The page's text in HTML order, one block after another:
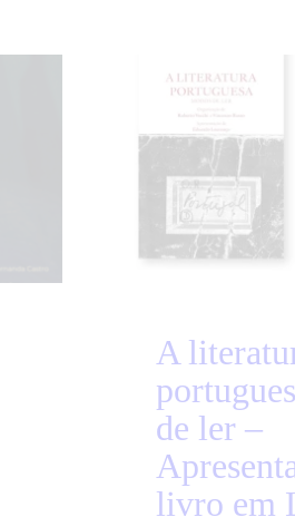
A
de ler –
livro em